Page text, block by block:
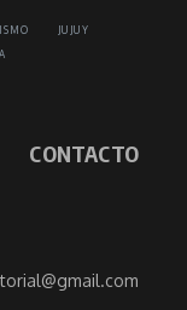
JUJUY
CONTACTO